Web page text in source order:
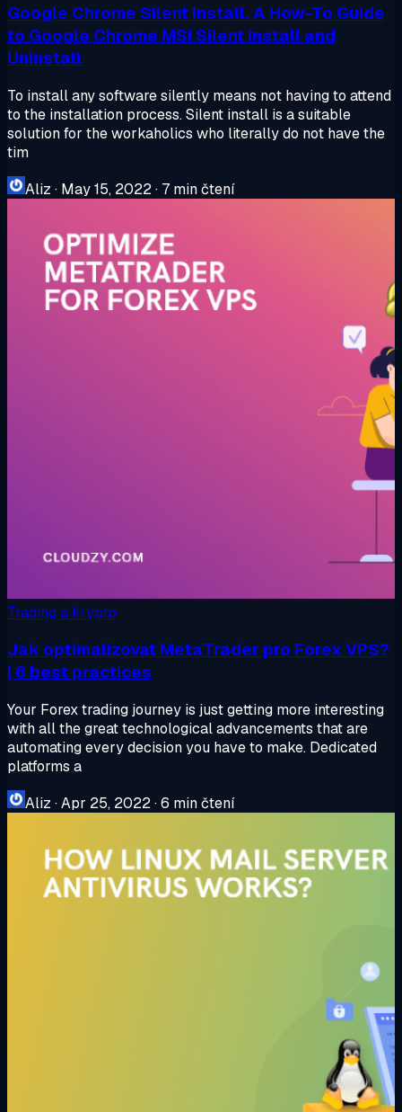
Google Chrome Silent Install. A How-To Guide
to Google Chrome MSI Silent Install and
Uninstall
To install any software silently means not having to attend
to the installation process. Silent install is a suitable
solution for the workaholics who literally do not have the
tim
Aliz · May 15, 2022· 7 min čtení
Trading a krypto
Jak optimalizovat MetaTrader pro Forex VPS?
| 6 best practices
Your Forex trading journey is just getting more interesting
with all the great technological advancements that are
automating every decision you have to make. Dedicated
platforms a
Aliz ·Apr 25, 2022·6 min čtení